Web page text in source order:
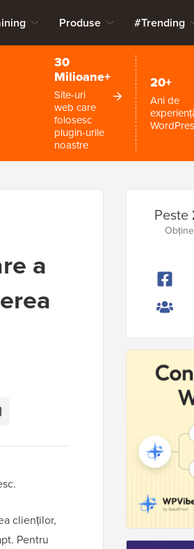
Produse #Trending
30
Milioane+
Site-uri
web care
folosesc
plugin-urile
noastre
20+
Ani de
a
clienților,
Pentru
laterală
Peste